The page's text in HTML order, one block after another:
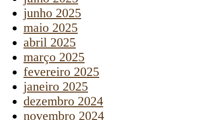
junho 2025
maio 2025
abril 2025
março 2025
fevereiro 2025
janeiro 2025
dezembro 2024
novembro 2024